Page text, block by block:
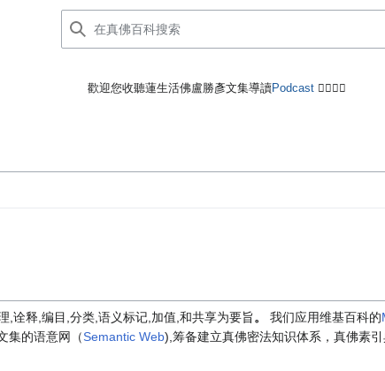
歡迎您收聽蓮生活佛盧勝彥文集導讀Podcast 🙋‍♂️🙋‍♀️
,诠释,编目,分类,语义标记,加值,和共享为要旨 我们应用维基百科的
集的语意网（Semantic Web),筹备建立真佛密法知识体系，真佛素